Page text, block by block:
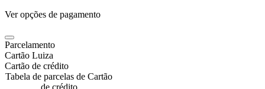
Ver opções de pagamento
Parcelamento
Cartão Luiza
Cartão de crédito
Tabela de parcelas de Cartão
de crédito